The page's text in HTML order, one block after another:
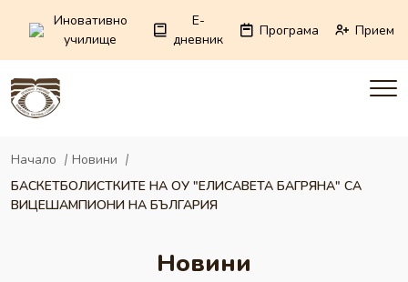
Иновативно
училище
E-
дневник
Програма Прием
Начало
Новини
БАСКЕТБОЛИСТКИТЕ НА ОУ "ЕЛИСАВЕТА БАГРЯНА" СА
ВИЦЕШАМПИОНИ НА БЪЛГАРИЯ
Новини